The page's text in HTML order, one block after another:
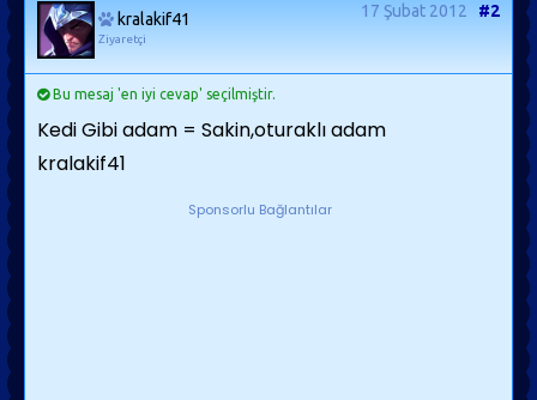
kralakif41
Ziyaretçi
17 Şubat 2012 #2
Bu mesaj 'en iyi cevap' seçilmiştir.
Kedi Gibi adam = Sakin,oturaklı adam
kralakif41
Sponsorlu Bağlantılar